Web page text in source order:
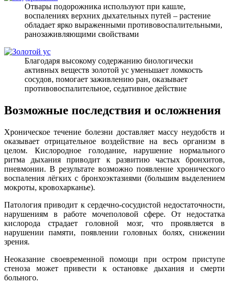
Отвары подорожника используют при кашле,
воспалениях верхних дыхательных путей – растение
обладает ярко выраженными противовоспалительными,
ранозаживляющими свойствами
Благодаря высокому содержанию биологически
активных веществ золотой ус уменьшает ломкость
сосудов, помогает заживлению ран, оказывает
противовоспалительное, седативное действие
Возможные последствия и осложнения
Хроническое течение болезни доставляет массу неудобств и
оказывает отрицательное воздействие на весь организм в
целом. Кислородное голодание, нарушение нормального
ритма дыхания приводит к развитию частых бронхитов,
пневмонии. В результате возможно появление хронического
воспаления лёгких с бронхоэктазиями (большим выделением
мокроты, кровохарканье).
Патология приводит к сердечно-сосудистой недостаточности,
нарушениям в работе мочеполовой сфере. От недостатка
кислорода страдает головной мозг, что проявляется в
нарушении памяти, появлении головных болях, снижении
зрения.
Неоказание своевременной помощи при остром приступе
стеноза может привести к остановке дыхания и смерти
больного.